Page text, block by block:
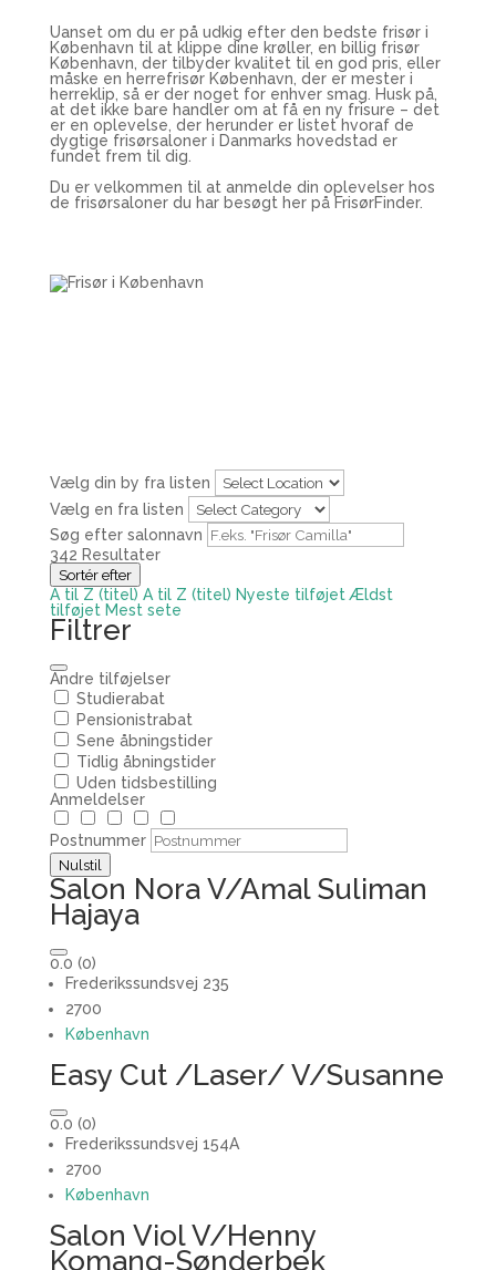
Uanset om du er på udkig efter den bedste frisør i
København til at klippe dine krøller, en billig frisør
København, der tilbyder kvalitet til en god pris, eller
måske en herrefrisør København, der er mester i
herreklip, så er der noget for enhver smag. Husk på,
at det ikke bare handler om at få en ny frisure – det
er en oplevelse, der herunder er listet hvoraf de
dygtige frisørsaloner i Danmarks hovedstad er
fundet frem til dig.
Du er velkommen til at anmelde din oplevelser hos
de frisørsaloner du har besøgt her på FrisørFinder.
Vælg din by fra listen
Vælg en fra listen
Søg efter salonnavn
342 Resultater
Sortér efter
A til Z (titel) A til Z (titel) Nyeste tilføjet Ældst
tilføjet Mest sete
Filtrer
Andre tilføjelser
Studierabat
Pensionistrabat
Sene åbningstider
Tidlig åbningstider
Uden tidsbestilling
Anmeldelser
Postnummer
Nulstil
Salon Nora V/Amal Suliman
Hajaya
0.0 (0)
Frederikssundsvej 235
2700
København
Easy Cut /Laser/ V/Susanne
0.0 (0)
Frederikssundsvej 154A
2700
København
Salon Viol V/Henny
Komang-Sønderbek